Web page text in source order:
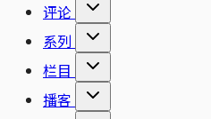
评论
系列
栏目
播客